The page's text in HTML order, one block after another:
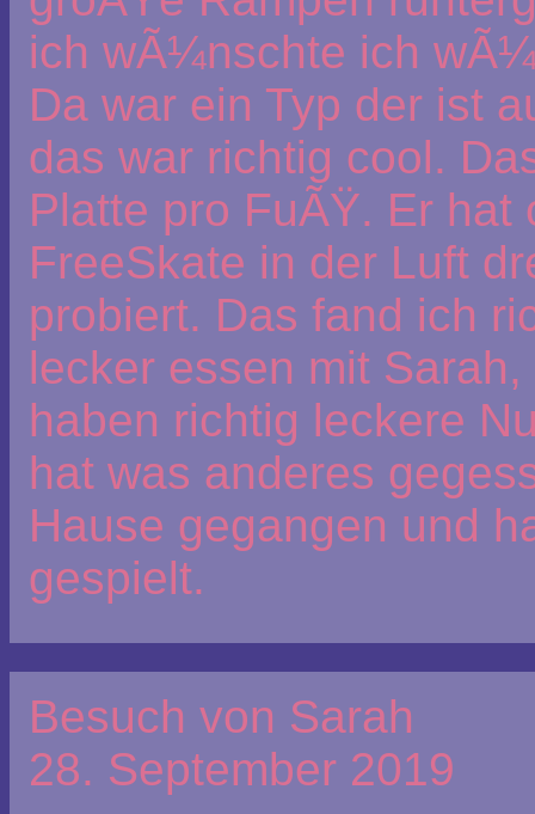
ich wÃ¼nschte ich
Da war ein Typ der ist
das war richtig cool.
Platte pro FuÃŸ. Er
FreeSkate in der Luft
probiert. Das fand ich
lecker essen mit
haben richtig leckere
hat was anderes
Hause gegangen und
gespielt.
Besuch von Sarah
28. September 2019